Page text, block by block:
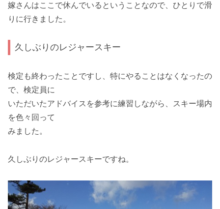
嫁さんはここで休んでいるということなので、ひとりで滑
りに行きました。
久しぶりのレジャースキー
検定も終わったことですし、特にやることはなくなったの
で、検定員に
いただいたアドバイスを参考に練習しながら、スキー場内
を色々回って
みました。
久しぶりのレジャースキーですね。